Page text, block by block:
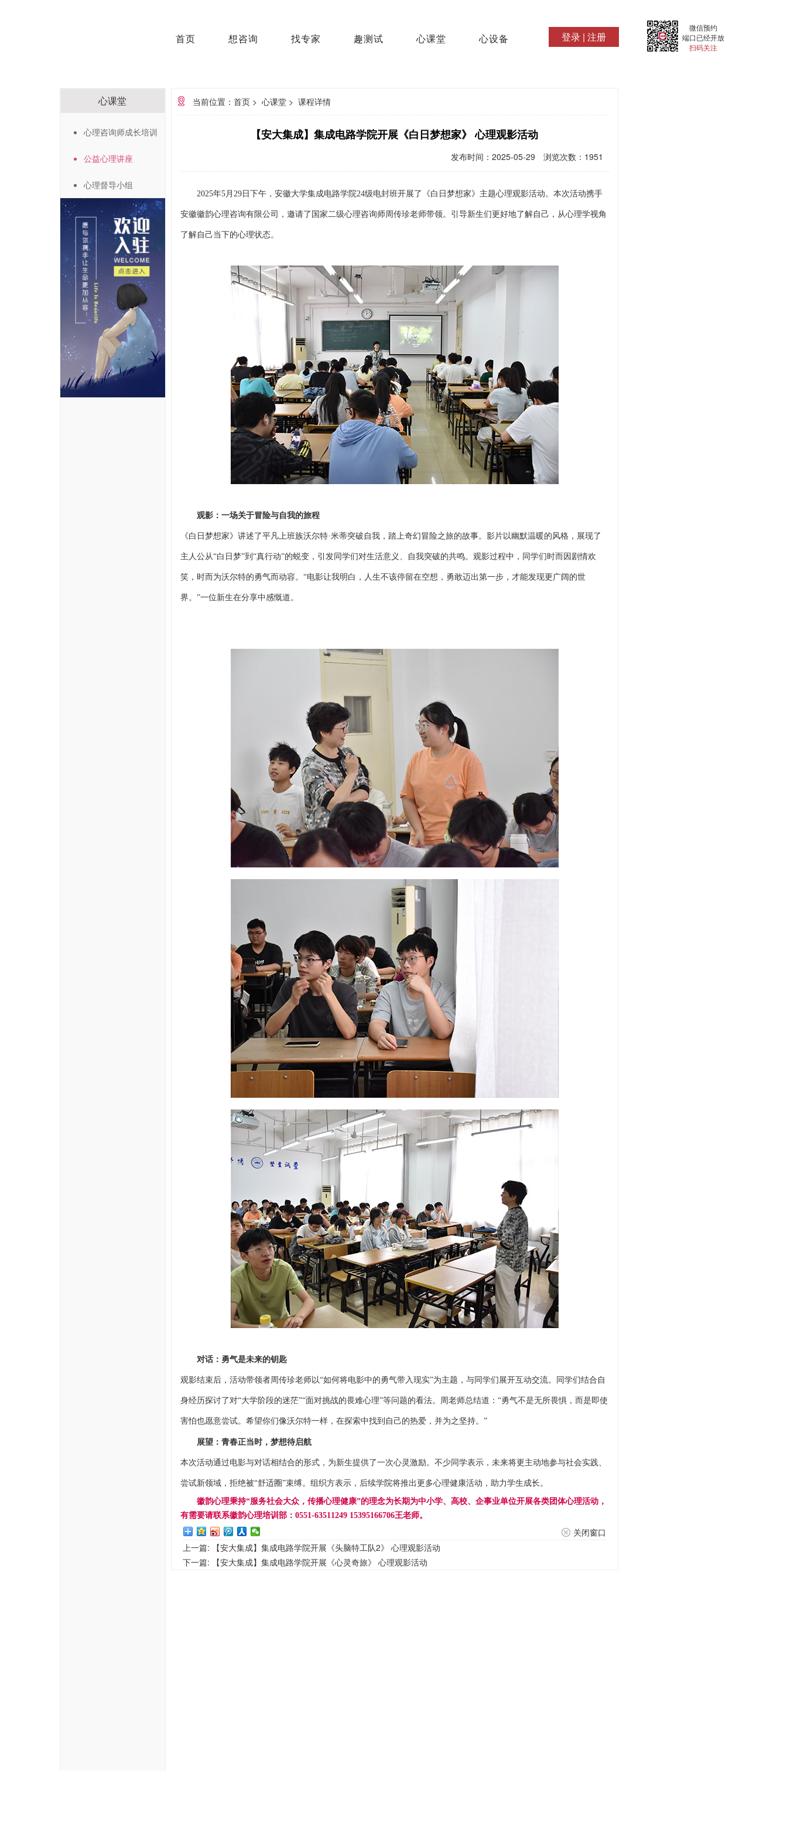
首页 想咨询 找专家 趣测试 心课堂 心设备 登录 | 注册
微信预约
端口已经开放
扫码关注
心课堂
心理咨询师成长培训
公益心理讲座
心理督导小组
当前位置：首页 >心课堂 >课程详情
【安大集成】集成电路学院开展《白日梦想家》 心理观影活动
发布时间： 2025-05-29 浏览次数： 1951
2025年5月 29 日 下午，安徽大学集成电路学院24级电封班开展了《白日梦想家》主题心理观影活动。本次活动携手
安徽徽韵心理咨询有限公司 ， 邀请了 国家二级心理咨询师周传珍老师带领。 引导新生们更好地了解自己，从心理学视角
了解自己当下的心理状态。
观影：一场关于冒险与自我的旅程
《白日梦想家》讲述了平凡上班族沃尔特·米蒂突破自我，踏上奇幻冒险之旅的故事。影片以幽默温暖的风格，展现了
主人公从“白日梦”到“真行动”的蜕变，引发同学们对生活意义、自我突破的共鸣。观影过程中，同学们时而因剧情欢
笑，时而为沃尔特的勇气而动容。“电影让我明白，人生不该停留在空想，勇敢迈出第一步，才能发现更广阔的世
界。”一位新生在分享中感慨道。
对话：勇气是未来的钥匙
观影结束后，活动带领者周传珍老师以“如何将电影中的勇气带入现实”为主题，与同学们展开互动交流。同学们结合自
身经历探讨了对“大学阶段的迷茫”“面对挑战的畏难心理”等问题的看法。 周 老师总结道： “勇气不是无所畏惧，而是即使
害怕也愿意尝试。希望你们像沃尔特一样，在探索中找到自己的热爱，并为之坚持。”
展望：青春正当时，梦想待启航
本次活动通过电影与对话相结合的形式，为新生提供了一次心灵激励。不少同学表示，未来将更主动地参与社会实践、
尝试新领域，拒绝被“舒适圈”束缚。组织方表示，后续学院将推出更多心理健康活动，助力学生成长。
徽韵心理秉持“服务社会大众，传播心理健康”的理念为长期为中小学、高校、企事业单位开展各类团体心理活动，
有需要请联系徽韵心理培训部：0551-63511249 15395166706王老师。
关闭窗口
上一篇:
【安大集成】集成电路学院开展《头脑特工队2》 心理观影活动
下一篇:
【安大集成】集成电路学院开展《心灵奇旅》 心理观影活动